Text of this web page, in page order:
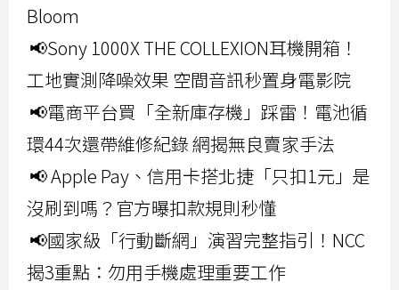
Bloom
📢Sony 1000X THE COLLEXION耳機開箱！
工地實測降噪效果 空間音訊秒置身電影院
📢電商平台買「全新庫存機」踩雷！電池循
環44次還帶維修紀錄 網揭無良賣家手法
📢 Apple Pay、信用卡搭北捷「只扣1元」是
沒刷到嗎？官方曝扣款規則秒懂
📢國家級「行動斷網」演習完整指引！NCC
揭3重點：勿用手機處理重要工作